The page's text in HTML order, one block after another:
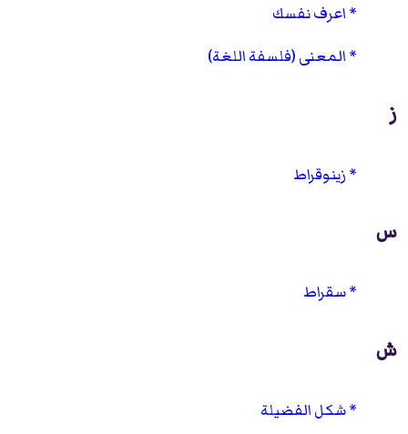
اعرف نفسك
المعنى (فلسفة اللغة)
ز
زينوقراط
س
سقراط
ش
شكل الفضيلة